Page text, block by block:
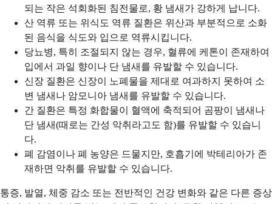
되는 작은 석회화된 침전물로, 황 냄새가 강하게 납니다.
산 역류 또는 위식도 역류 질환은 위산과 부분적으로 소화
된 음식을 식도와 입으로 역류시킵니다.
당뇨병, 특히 조절되지 않는 경우, 혈류에 케톤이 존재하여
입에서 과일 향이나 단 냄새를 유발할 수 있습니다.
신장 질환은 신장이 노폐물을 제대로 여과하지 못하여 소
변 냄새나 암모니아 냄새를 유발할 수 있습니다.
간 질환은 특정 화합물이 혈액에 축적되어 곰팡이 냄새나
단 냄새(때로는 간성 악취라고도 함)를 유발할 수 있습니
다.
폐 감염이나 폐 농양은 드물지만, 호흡기에 박테리아가 존
재하면 악취를 유발할 수 있습니다.
통증, 발열, 체중 감소 또는 전반적인 건강 변화와 같은 다른 증상